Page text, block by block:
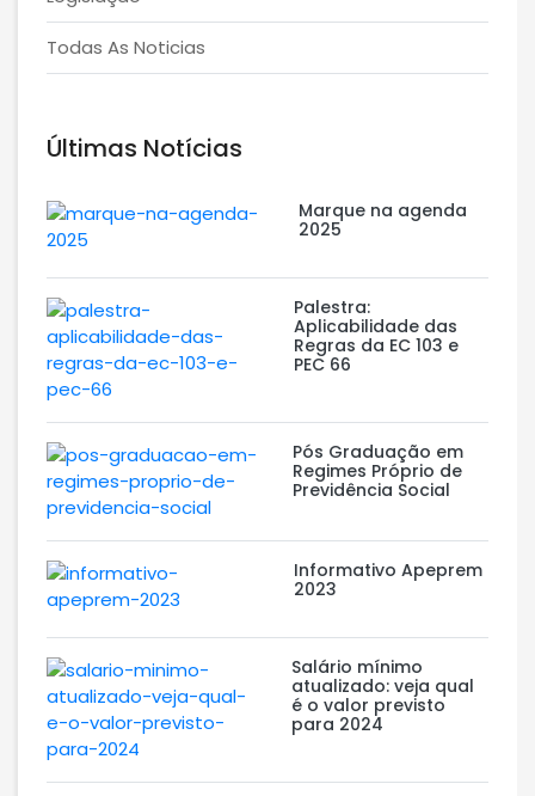
Todas As Noticias
Últimas Notícias
Marque na agenda
2025
Palestra:
Aplicabilidade das
Regras da EC 103 e
PEC 66
Pós Graduação em
Regimes Próprio de
Previdência Social
Informativo Apeprem
2023
Salário mínimo
atualizado: veja qual
é o valor previsto
para 2024